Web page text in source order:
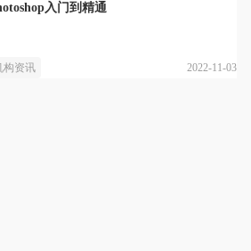
入门到精通
构资讯 2022-11-03